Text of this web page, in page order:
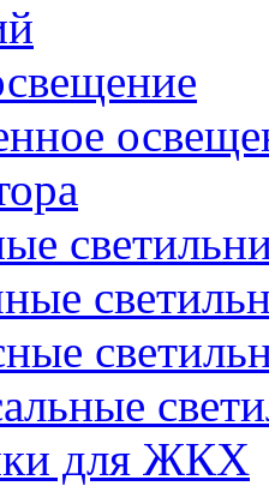
для ЖКХ